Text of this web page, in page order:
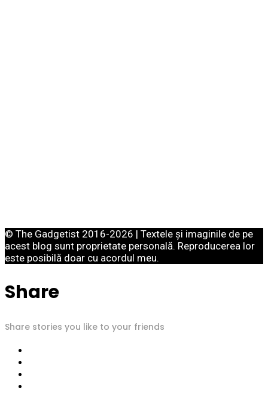
© The Gadgetist 2016-2026 | Textele și imaginile de pe
acest blog sunt proprietate personală. Reproducerea lor
este posibilă doar cu acordul meu.
Share
Share stories you like to your friends